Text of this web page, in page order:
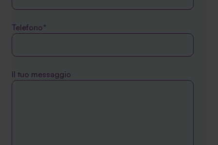
Telefono*
Il tuo messaggio